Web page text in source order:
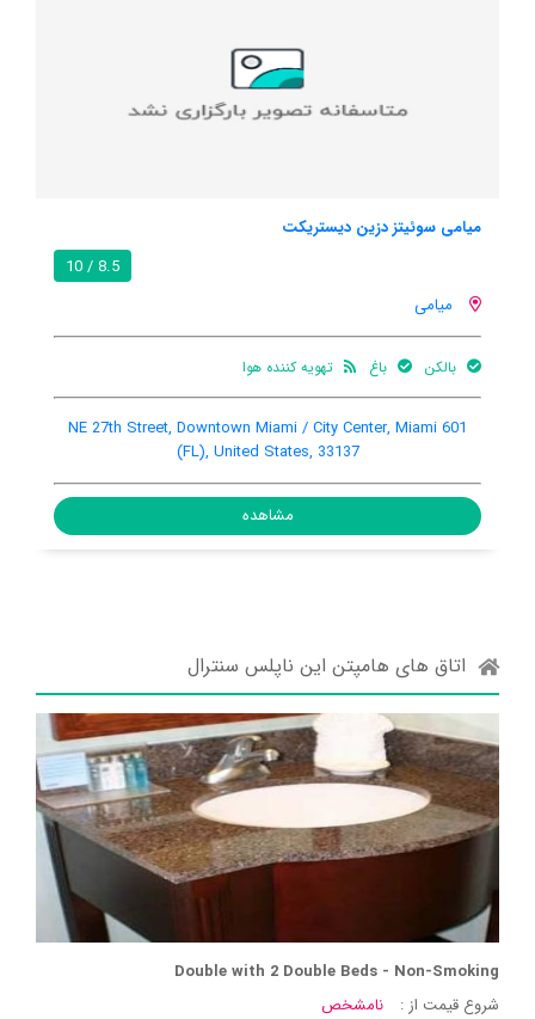
میامی سوئیتز دزین دیستریکت
8.5 / 10
میامی
بالکن باغ تهویه کننده هوا
601 NE 27th Street, Downtown Miami / City Center, Miami
(FL), United States, 33137
مشاهده
اتاق های هامپتن این ناپلس سنترال
Double with 2 Double Beds - Non-Smoking
شروع قیمت از :
نامشخص